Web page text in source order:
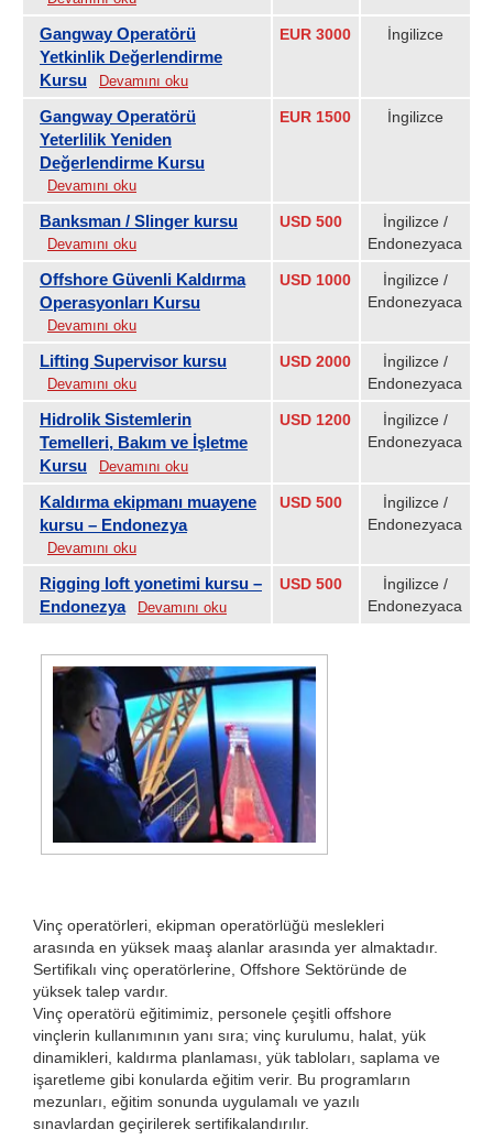
Gangway Operatörü
Yetkinlik Değerlendirme
Kursu
Devamını oku
EUR 3000 İngilizce
Gangway Operatörü
Yeterlilik Yeniden
Değerlendirme Kursu
Devamını oku
EUR 1500 İngilizce
Banksman / Slinger kursu
Devamını oku
USD 500
İngilizce /
Endonezyaca
Offshore Güvenli Kaldırma
Operasyonları Kursu
Devamını oku
USD 1000
İngilizce /
Endonezyaca
Lifting Supervisor kursu
Devamını oku
USD 2000
İngilizce /
Endonezyaca
Hidrolik Sistemlerin
Temelleri, Bakım ve İşletme
Kursu
Devamını oku
USD 1200
İngilizce /
Endonezyaca
Kaldırma ekipmanı muayene
kursu – Endonezya
Devamını oku
USD 500
İngilizce /
Endonezyaca
Rigging loft yonetimi kursu –
Endonezya
Devamını oku
USD 500
İngilizce /
Endonezyaca
Vinç operatörleri, ekipman operatörlüğü meslekleri
arasında en yüksek maaş alanlar arasında yer almaktadır.
Sertifikalı vinç operatörlerine, Offshore Sektöründe de
yüksek talep vardır.
Vinç operatörü eğitimimiz, personele çeşitli offshore
vinçlerin kullanımının yanı sıra; vinç kurulumu, halat, yük
dinamikleri, kaldırma planlaması, yük tabloları, saplama ve
işaretleme gibi konularda eğitim verir. Bu programların
mezunları, eğitim sonunda uygulamalı ve yazılı
sınavlardan geçirilerek sertifikalandırılır.